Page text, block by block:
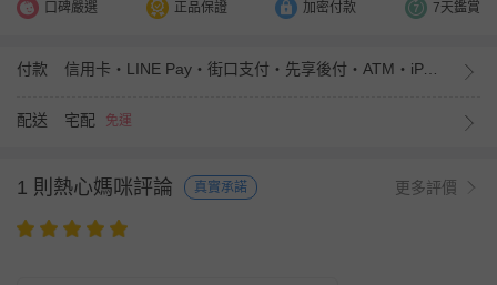
口碑嚴選 正品保證 加密付款 7天鑑賞
付款 信用卡・LINE Pay・街口支付・先享後付・ATM・iPASS MONEY
配送 宅配 免運
1 則熱心媽咪評論 真實承諾 更多評價